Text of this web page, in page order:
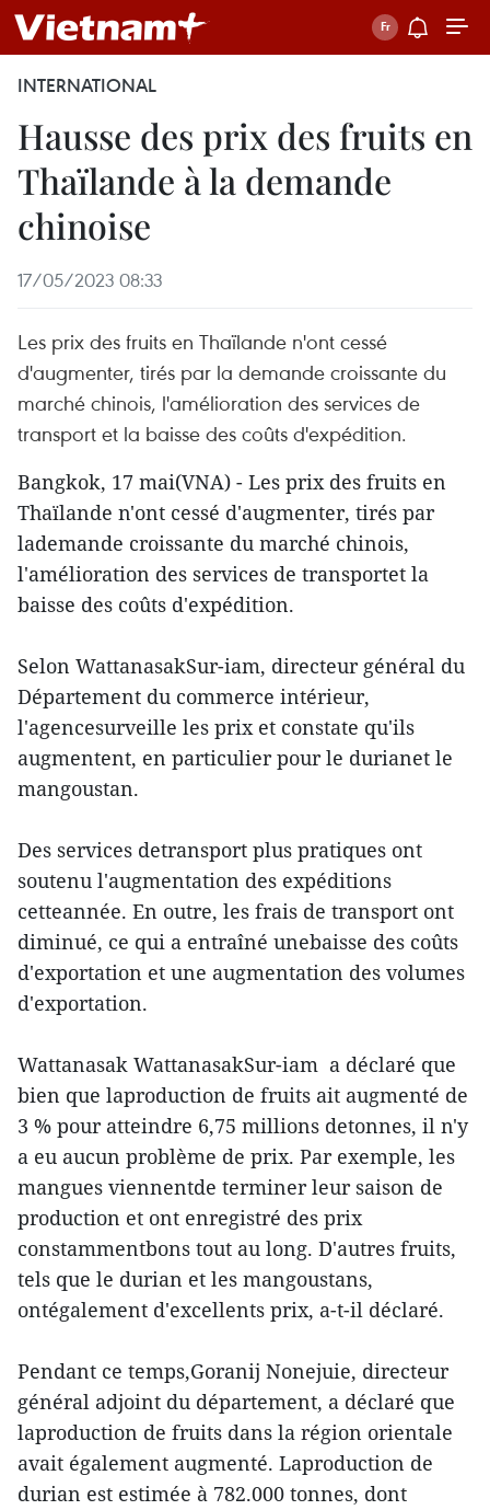
INTERNATIONAL
Hausse des prix des fruits en
Thaïlande à la demande
chinoise
17/05/2023 08:33
Les prix des fruits en Thaïlande n'ont cessé
d'augmenter, tirés par la demande croissante du
marché chinois, l'amélioration des services de
transport et la baisse des coûts d'expédition.
Bangkok, 17 mai(VNA) - Les prix des fruits en
Thaïlande n'ont cessé d'augmenter, tirés par
lademande croissante du marché chinois,
l'amélioration des services de transportet la
baisse des coûts d'expédition.
Selon WattanasakSur-iam, directeur général du
Département du commerce intérieur,
l'agencesurveille les prix et constate qu'ils
augmentent, en particulier pour le durianet le
mangoustan.
Des services detransport plus pratiques ont
soutenu l'augmentation des expéditions
cetteannée. En outre, les frais de transport ont
diminué, ce qui a entraîné unebaisse des coûts
d'exportation et une augmentation des volumes
d'exportation.
Wattanasak WattanasakSur-iam a déclaré que
bien que laproduction de fruits ait augmenté de
3 % pour atteindre 6,75 millions detonnes, il n'y
a eu aucun problème de prix. Par exemple, les
mangues viennentde terminer leur saison de
production et ont enregistré des prix
constammentbons tout au long. D'autres fruits,
tels que le durian et les mangoustans,
ontégalement d'excellents prix, a-t-il déclaré.
Pendant ce temps,Goranij Nonejuie, directeur
général adjoint du département, a déclaré que
laproduction de fruits dans la région orientale
avait également augmenté. Laproduction de
durian est estimée à 782.000 tonnes, dont